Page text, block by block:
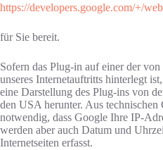
https://developers.google.com/+/
für Sie bereit.
Sofern das Plug-in auf einer der von
unseres Internetauftritts hinterlegt
eine Darstellung des Plug-ins von
den USA herunter. Aus technischen
notwendig, dass Google Ihre IP-
werden aber auch Datum und
Internetseiten erfasst.